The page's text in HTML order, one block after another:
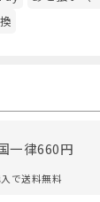
一律660円
で送料無料